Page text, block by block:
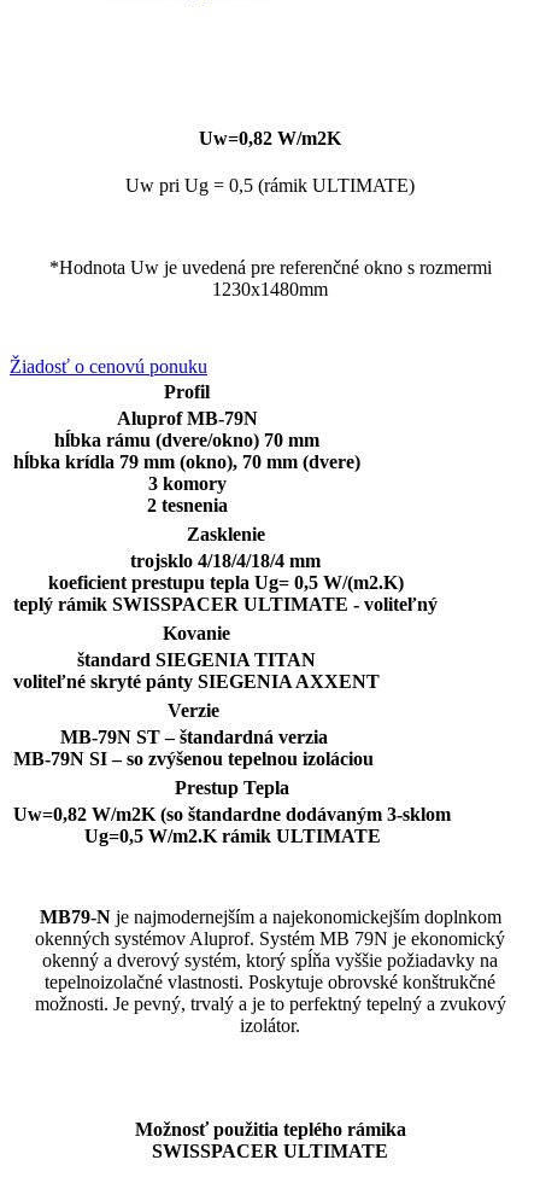
Uw=0,82 W/m2K
Uw pri Ug = 0,5 (rámik ULTIMATE)
*Hodnota Uw je uvedená pre referenčné okno s rozmermi
1230x1480mm
Žiadosť o cenovú ponuku
Profil
Aluprof MB-79N
hĺbka rámu (dvere/okno) 70 mm
hĺbka krídla 79 mm (okno), 70 mm (dvere)
3 komory
2 tesnenia
Zasklenie
trojsklo 4/18/4/18/4 mm
koeficient prestupu tepla Ug= 0,5 W/(m2.K)
teplý rámik SWISSPACER ULTIMATE - voliteľný
Kovanie
štandard SIEGENIA TITAN
voliteľné skryté pánty SIEGENIA AXXENT
Verzie
MB-79N ST – štandardná verzia
MB-79N SI – so zvýšenou tepelnou izoláciou
Prestup Tepla
Uw=0,82 W/m2K (so štandardne dodávaným 3-sklom
Ug=0,5 W/m2.K rámik ULTIMATE
MB79-N je najmodernejším a najekonomickejším doplnkom
okenných systémov Aluprof. Systém MB 79N je ekonomický
okenný a dverový systém, ktorý spĺňa vyššie požiadavky na
tepelnoizolačné vlastnosti. Poskytuje obrovské konštrukčné
možnosti. Je pevný, trvalý a je to perfektný tepelný a zvukový
izolátor.
Možnosť použitia teplého rámika
SWISSPACER ULTIMATE